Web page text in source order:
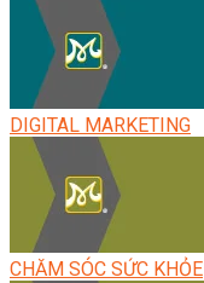
DIGITAL MARKETING
CHĂM SÓC SỨC KHỎE